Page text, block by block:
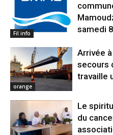
Fil info
samedi
orange
Arrivée
secours
travaille
Le
du